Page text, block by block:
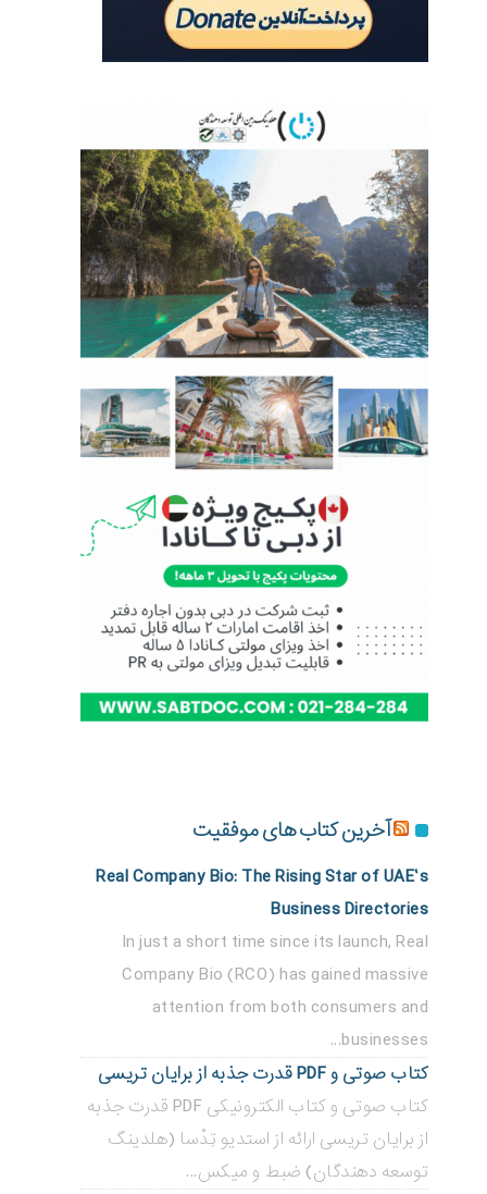
آخرین کتاب های موفقیت
Real Company Bio: The Rising Star of UAE’s
Business Directories
In just a short time since its launch, Real
Company Bio (RCO) has gained massive
attention from both consumers and
businesses...
کتاب صوتی و PDF قدرت جذبه از برایان تریسی
کتاب صوتی و کتاب الکترونیکی PDF قدرت جذبه
از برایان تریسی ارائه از استدیو تِدْسا (هلدینگ
توسعه دهندگان) ضبط و میکس...